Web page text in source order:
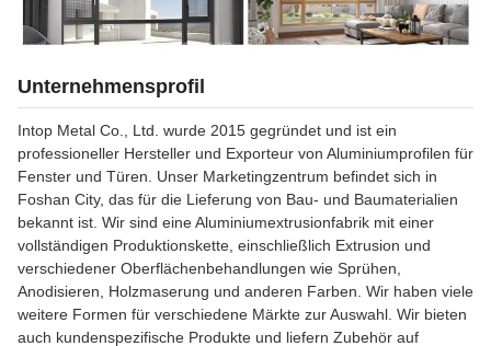
Unternehmensprofil
Intop Metal Co., Ltd. wurde 2015 gegründet und ist ein
professioneller Hersteller und Exporteur von Aluminiumprofilen für
Fenster und Türen. Unser Marketingzentrum befindet sich in
Foshan City, das für die Lieferung von Bau- und Baumaterialien
bekannt ist. Wir sind eine Aluminiumextrusionfabrik mit einer
vollständigen Produktionskette, einschließlich Extrusion und
verschiedener Oberflächenbehandlungen wie Sprühen,
Anodisieren, Holzmaserung und anderen Farben. Wir haben viele
weitere Formen für verschiedene Märkte zur Auswahl. Wir bieten
auch kundenspezifische Produkte und liefern Zubehör auf